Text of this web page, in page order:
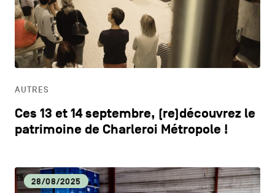
AUTRES
Ces 13 et 14 septembre, (re)découvrez le
patrimoine de Charleroi Métropole !
28/08/2025